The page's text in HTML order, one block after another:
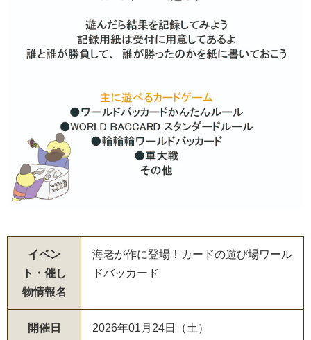
イベン
ト・催し
物情報名
海老が作に登場！カードの遊び場ワール
ドバッカード
開催日 2026年01月24日（土）